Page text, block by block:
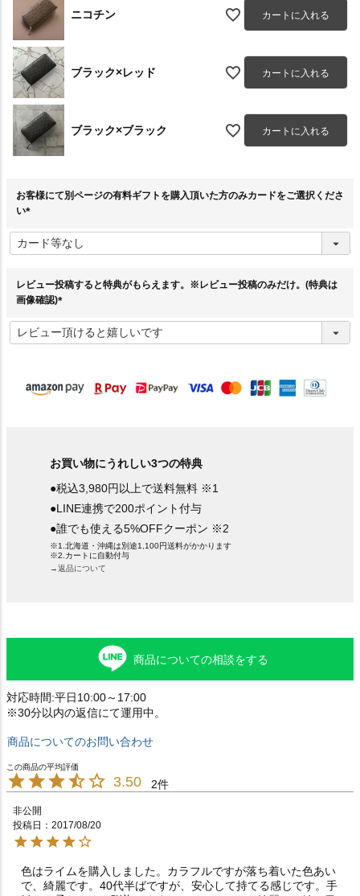
ニコチン カートに入れる
ブラック×レッド カートに入れる
ブラック×ブラック カートに入れる
お客様にて別ページの有料ギフトを購入頂いた方のみカードをご選択くださ
い
必
須
レビュー投稿すると特典がもらえます。※レビュー投稿のみだけ。(特典は
画像確認)
必
須
お買い物にうれしい3つの特典
●税込3,980円以上で送料無料 ※1
●LINE連携で200ポイント付与
●誰でも使える5%OFFクーポン ※2
※1.北海道・沖縄は別途1,100円送料がかかります
※2.カートに自動付与
→返品について
商品についての相談をする
対応時間:平日10:00～17:00
※30分以内の返信にて運用中。
商品についてのお問い合わせ
3.50 2
非公開
投稿日
2017/08/20
色はライムを購入しました。カラフルですが落ち着いた色あい
で、綺麗です。40代半ばですが、安心して持てる感じです。手